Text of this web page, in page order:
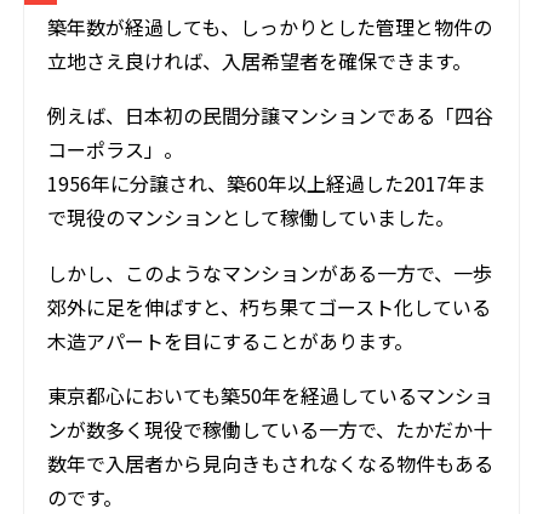
築年数が経過しても、しっかりとした管理と物件の
立地さえ良ければ、入居希望者を確保できます。
例えば、日本初の民間分譲マンションである「四谷
コーポラス」。
1956年に分譲され、築60年以上経過した2017年ま
で現役のマンションとして稼働していました。
しかし、このようなマンションがある一方で、一歩
郊外に足を伸ばすと、朽ち果てゴースト化している
木造アパートを目にすることがあります。
東京都心においても築50年を経過しているマンショ
ンが数多く現役で稼働している一方で、たかだか十
数年で入居者から見向きもされなくなる物件もある
のです。